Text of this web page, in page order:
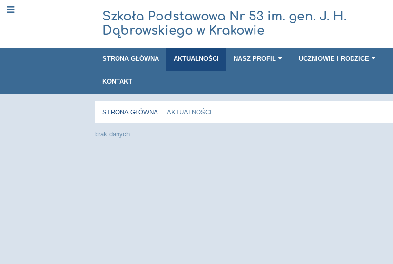
Szkoła Podstawowa Nr 53 im. gen. J. H.
Dąbrowskiego w Krakowie
STRONA GŁÓWNA AKTUALNOŚCI NASZ PROFIL UCZNIOWIE I RODZICE
KONTAKT
STRONA GŁÓWNA AKTUALNOŚCI
Aktualności
brak danych